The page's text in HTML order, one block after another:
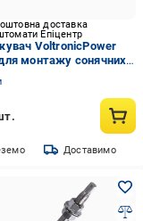
доставка
Епіцентр
VoltronicPower
монтажу сонячних
A 1000 В (2983440753)
Доставимо